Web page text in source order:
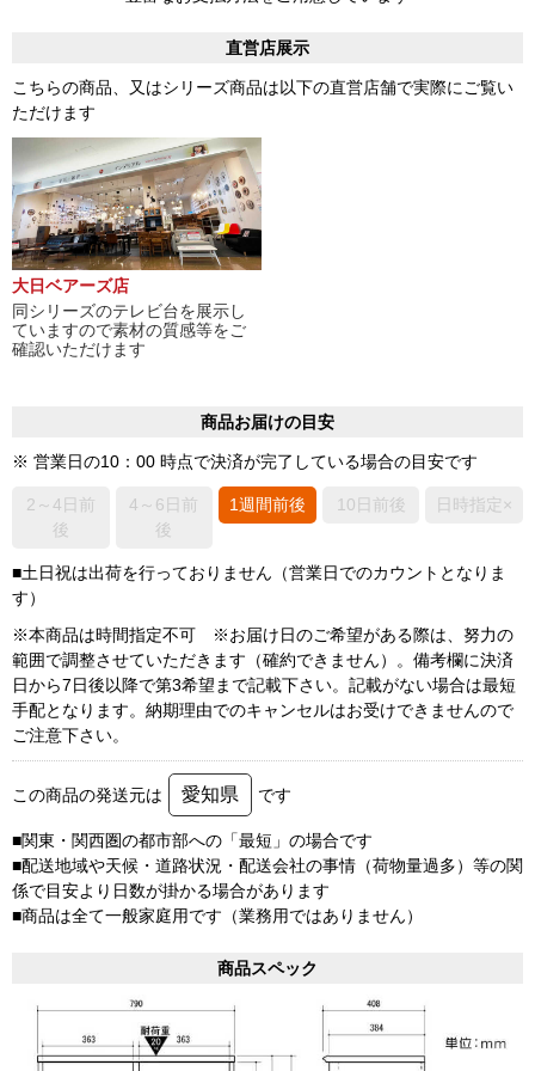
直営店展示
こちらの商品、又はシリーズ商品は以下の直営店舗で実際にご覧い
ただけます
大日ベアーズ店
同シリーズのテレビ台を展示し
ていますので素材の質感等をご
確認いただけます
商品お届けの目安
※ 営業日の10：00 時点で決済が完了している場合の目安です
2～4日前
後
4～6日前
後
1週間前後 10日前後 日時指定×
■土日祝は出荷を行っておりません（営業日でのカウントとなりま
す）
※本商品は時間指定不可 ※お届け日のご希望がある際は、努力の
範囲で調整させていただきます（確約できません）。備考欄に決済
日から7日後以降で第3希望まで記載下さい。記載がない場合は最短
手配となります。納期理由でのキャンセルはお受けできませんので
ご注意下さい。
この商品の発送元は 愛知県 です
■関東・関西圏の都市部への「最短」の場合です
■配送地域や天候・道路状況・配送会社の事情（荷物量過多）等の関
係で目安より日数が掛かる場合があります
■商品は全て一般家庭用です（業務用ではありません）
商品スペック